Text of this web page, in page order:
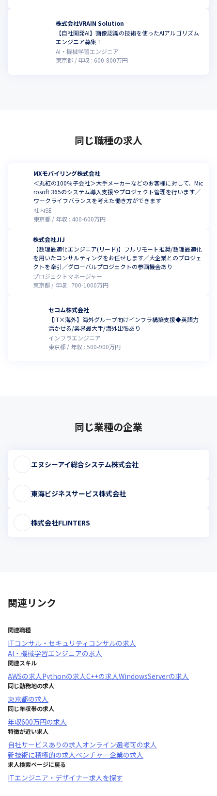
株式会社VRAIN Solution
【自社開発AI】画像認識の技術を使ったAIアルゴリズム
エンジニア募集！
AI・機械学習エンジニア
東京都
年収 : 600-800万円
同じ職種の求人
MXモバイリング株式会社
＜丸紅の100％子会社＞大手メーカーなどのお客様に対して、Mic
rosoft 365のシステム導入支援やプロジェクト管理を行います／
ワークライフバランスを考えた働き方ができます
社内SE
東京都
年収 : 400-600万円
株式会社JIJ
【数理最適化エンジニア(リード)】フルリモート推奨/数理最適化
を用いたコンサルティングをお任せします／大企業とのプロジェ
クトを牽引／グローバルプロジェクトの参画機会あり
プロジェクトマネージャー
東京都
年収 : 700-1000万円
セコム株式会社
【IT×海外】海外グループ向けインフラ構築支援◆英語力
活かせる/業界最大手/海外出張あり
インフラエンジニア
東京都
年収 : 500-900万円
同じ業種の企業
エヌシーアイ総合システム株式会社
東海ビジネスサービス株式会社
株式会社FLINTERS
関連リンク
関連職種
ITコンサル・セキュリティコンサルの求人
AI・機械学習エンジニアの求人
関連スキル
AWSの求人Pythonの求人C++の求人WindowsServerの求人
同じ勤務地の求人
東京都の求人
同じ年収帯の求人
年収600万円の求人
特徴が近い求人
自社サービスあり の求人オンライン選考可の求人
新技術に積極的の求人ベンチャー企業の求人
求人検索ページに戻る
ITエンジニア・デザイナー求人を探す